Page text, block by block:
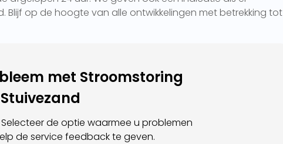
Blijf op de hoogte van alle ontwikkelingen met betrekking tot
met Stroomstoring
Stuivezand
de optie waarmee u problemen
de service feedback te geven.